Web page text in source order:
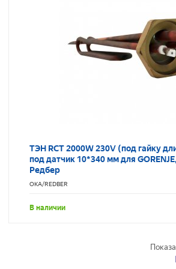
ТЭН RCT 2000W 230V (под гайку
под датчик 10*340 мм для
Редбер
ОКА/REDBER
В наличии